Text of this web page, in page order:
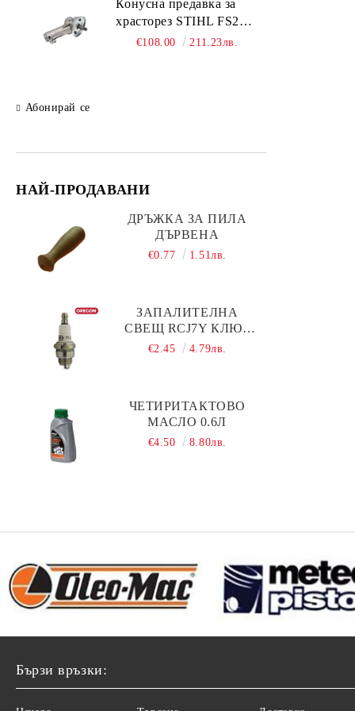
Конусна предавка за
храсторез STIHL FS261;
FS361; FS461; FS491
€108.00 211.23лв.
Абонирай се
НАЙ-ПРОДАВАНИ
ДРЪЖКА ЗА ПИЛА
ДЪРВЕНА
€0.77 1.51лв.
ЗАПАЛИТЕЛНА
СВЕЩ RCJ7Y КЛЮЧ
19 OREGON
€2.45 4.79лв.
ЧЕТИРИТАКТОВО
МАСЛО 0.6Л
€4.50 8.80лв.
Бързи връзки: